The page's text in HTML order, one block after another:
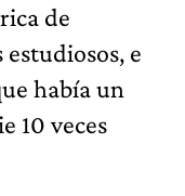
de
estudiosos, e
había un
10 veces